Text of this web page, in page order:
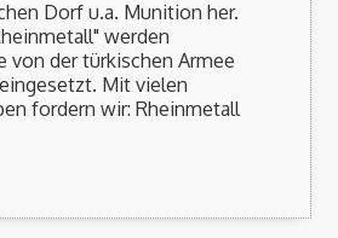
Dorf u.a. Munition her.
werden
von der türkischen Armee
Mit vielen
fordern wir: Rheinmetall